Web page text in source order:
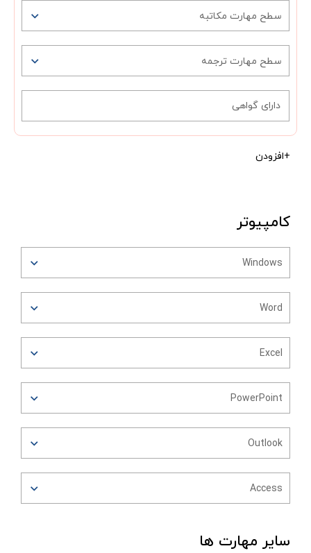
سطح مهارت مکاتبه
سطح مهارت ترجمه
+افزودن
کامپیوتر
Windows
Word
Excel
PowerPoint
Outlook
Access
سایر مهارت ها